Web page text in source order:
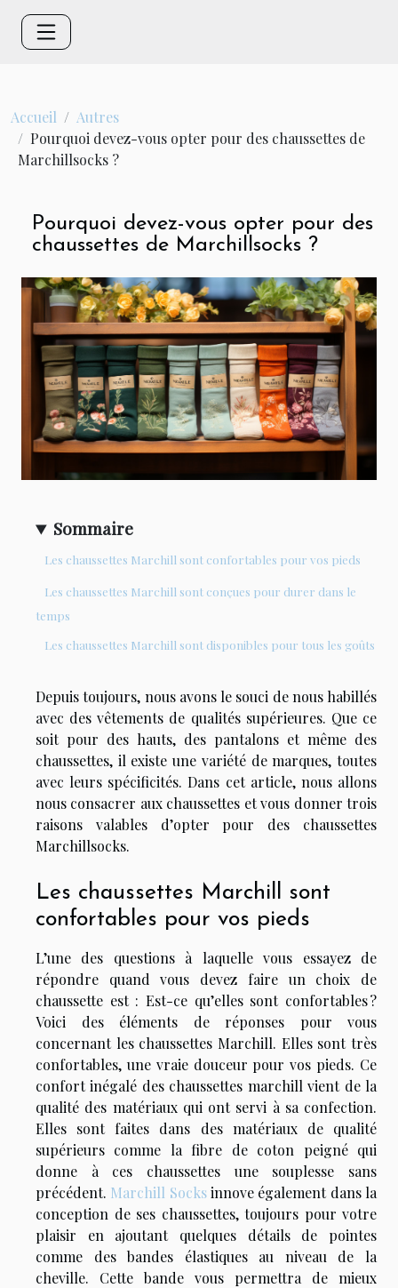
Accueil
Autres
Pourquoi devez-vous opter pour des chaussettes de
Marchillsocks ?
Pourquoi devez-vous opter pour des
chaussettes de Marchillsocks ?
Sommaire
Les chaussettes Marchill sont confortables pour vos pieds
Les chaussettes Marchill sont conçues pour durer dans le
temps
Les chaussettes Marchill sont disponibles pour tous les goûts
Depuis toujours, nous avons le souci de nous habillés
avec des vêtements de qualités supérieures. Que ce
soit pour des hauts, des pantalons et même des
chaussettes, il existe une variété de marques, toutes
avec leurs spécificités. Dans cet article, nous allons
nous consacrer aux chaussettes et vous donner trois
raisons valables d’opter pour des chaussettes
Marchillsocks.
Les chaussettes Marchill sont
confortables pour vos pieds
L’une des questions à laquelle vous essayez de
répondre quand vous devez faire un choix de
chaussette est : Est-ce qu’elles sont confortables ?
Voici des éléments de réponses pour vous
concernant les chaussettes Marchill. Elles sont très
confortables, une vraie douceur pour vos pieds. Ce
confort inégalé des chaussettes marchill vient de la
qualité des matériaux qui ont servi à sa confection.
Elles sont faites dans des matériaux de qualité
supérieurs comme la fibre de coton peigné qui
donne à ces chaussettes une souplesse sans
précédent. Marchill Socksinnove également dans la
conception de ses chaussettes, toujours pour votre
plaisir en ajoutant quelques détails de pointes
comme des bandes élastiques au niveau de la
cheville. Cette bande vous permettra de mieux